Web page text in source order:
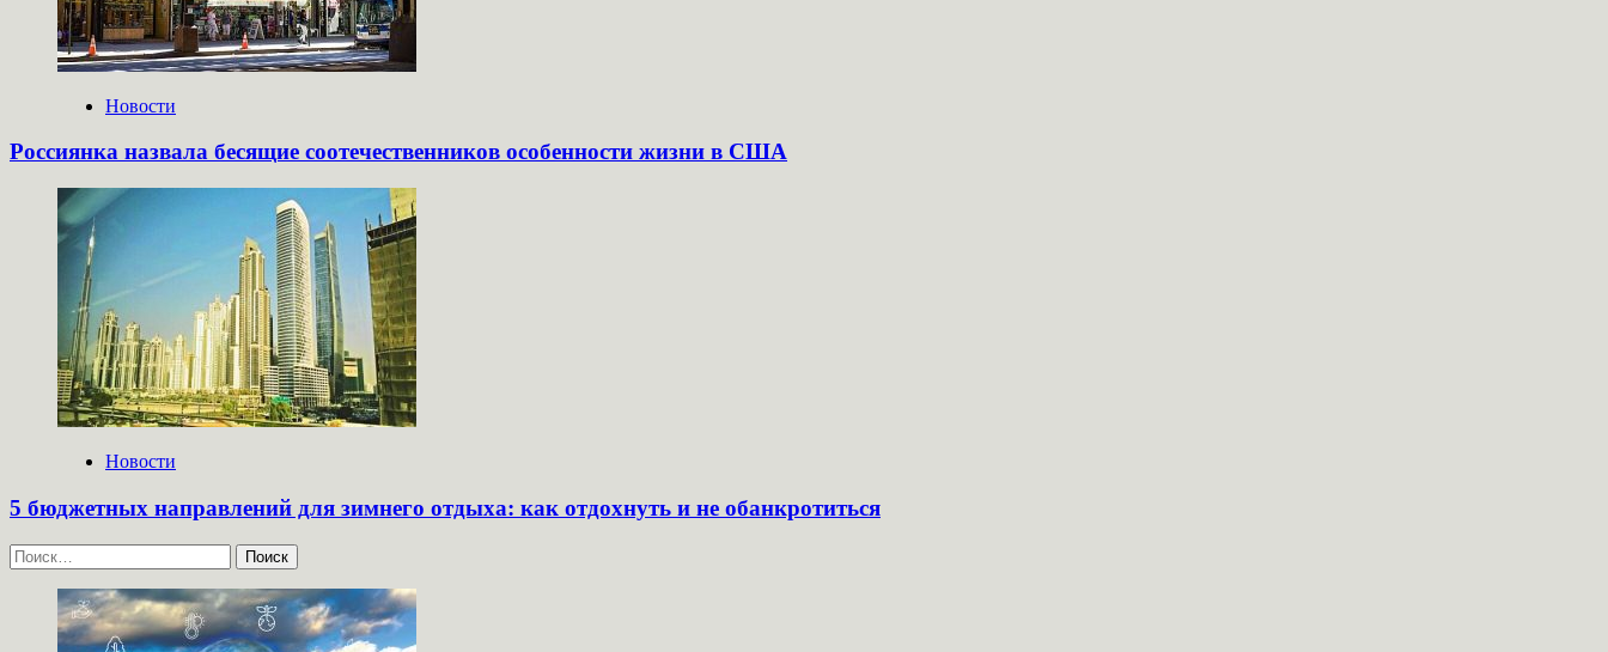
Новости
Россиянка назвала бесящие соотечественников особенности жизни в США
Новости
5 бюджетных направлений для зимнего отдыха: как отдохнуть и не обанкротиться
Найти: